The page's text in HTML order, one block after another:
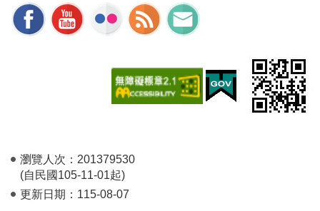
瀏覽人次： 201379530
(自民國105-11-01起)
更新日期： 115-08-07